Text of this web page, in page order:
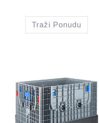
Traži Ponudu